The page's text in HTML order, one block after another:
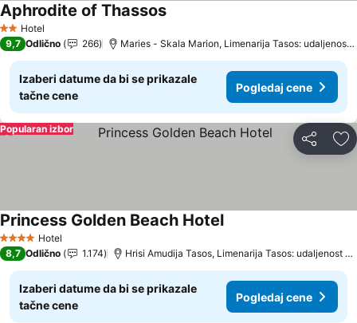
2 Zvezdice
Hotel
Aphrodite of ThassosPogledaj cene
9,7 Odlično 266 Maries - Skala Marion, Limenarija Tasos: udaljenost
Izaberi datume da bi se prikazale
tačne cene
Pogledaj cene
Deli
Popularan izbor
4 ZvezdiceHotel
Princess Golden Beach HotelPogledaj cene
8,7 Odlično 1.174 Hrisi Amudija Tasos, Limenarija Tasos: udaljenost
Izaberi datume da bi se prikazale
tačne cene
Pogledaj cene